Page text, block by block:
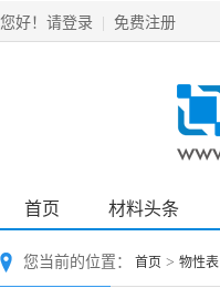
您好！ 请登录 免费注册
首页 材料头条
您当前的位置： 首页 > 物性表